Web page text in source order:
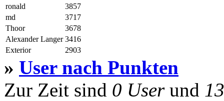
ronald
3857
md
3717
Thoor
3678
Alexander Langer 3416
Exterior
2903
» User nach Punkten
Zur Zeit sind 0 Userund